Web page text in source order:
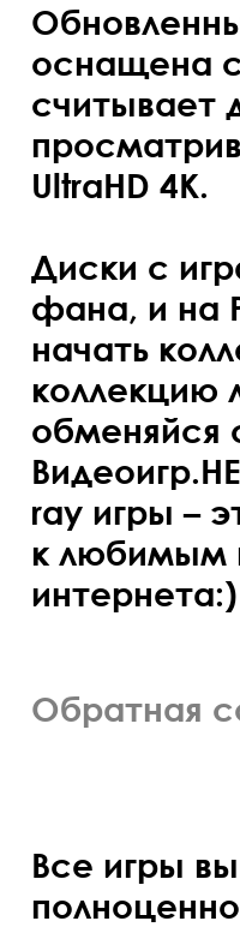
оснащена
считывает
UltraHD 4К.
Диски с
фана, и на
начать
коллекцию
обменяйся
ray игры –
к любимым
интернета:)
Обратная
Все игры